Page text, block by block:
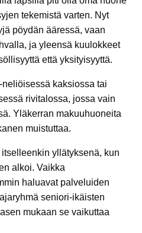
tekemistä varten. Nyt
pöydän ääressä, vaan
ja yleensä kuulokkeet
että yksityisyyttä.
kaksiossa tai
rivitalossa, jossa vain
Yläkerran makuuhuoneita
muistuttaa.
yllätyksenä, kun
alkoi. Vaikka
haluavat palveluiden
seniori-ikäisten
mukaan se vaikuttaa